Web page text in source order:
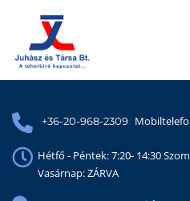
+36-20-968-2309
Hétfő - Péntek: 7:20- 14:30
Vasárnap: ZÁRVA